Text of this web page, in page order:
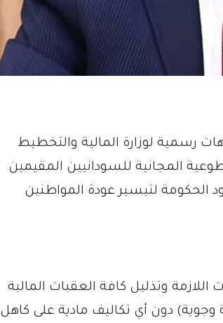
رسمية لوزارة المالية والتخطيط
المجانية للسودانيين المقيمين
الحكومة لتيسير عودة المواطنين
اللازمة وتذليل كافة العقبات المالية
دون أي تكاليف مادية على كاهل